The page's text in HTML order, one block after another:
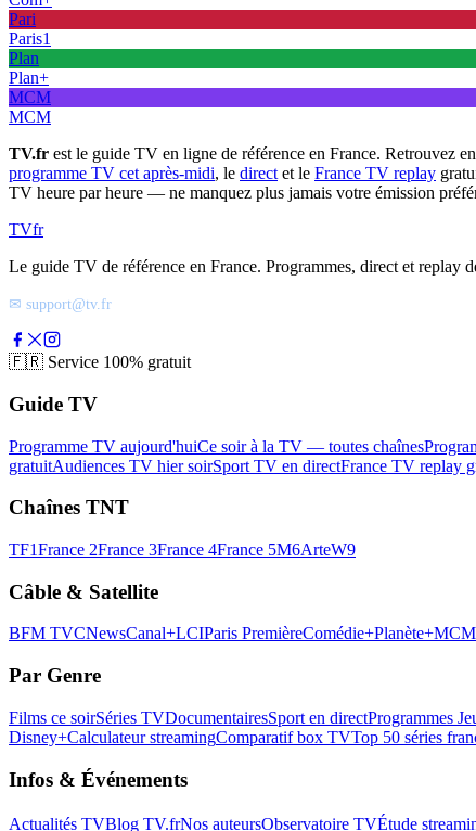
Pari
Paris1
Plan
Plan+
MCM
MCM
TV.fr est le guide TV en ligne de référence en France. Retrouvez
programme TV cet après-midi, le direct et le France TV replay
TV heure par heure — ne manquez plus jamais votre émission
TVfr
Le guide TV de référence en France. Programmes, direct et replay
✉ support@tv.fr
🇫🇷 Service 100% gratuit
Guide TV
Programme TV aujourd'huiCe soir à la TV — toutes chaînes
gratuitAudiences TV hier soirSport TV en directFrance TV replay
Chaînes TNT
TF1France 2France 3France 4France 5M6ArteW9
Câble & Satellite
BFM TVCNewsCanal+LCIParis PremièreComédie+Planète+MCM
Par Genre
Films ce soirSéries TVDocumentairesSport en directProgrammes
Disney+Calculateur streamingComparatif box TVTop 50 séries
Infos & Événements
Actualités TVBlog TV.frNos auteursObservatoire TVÉtude